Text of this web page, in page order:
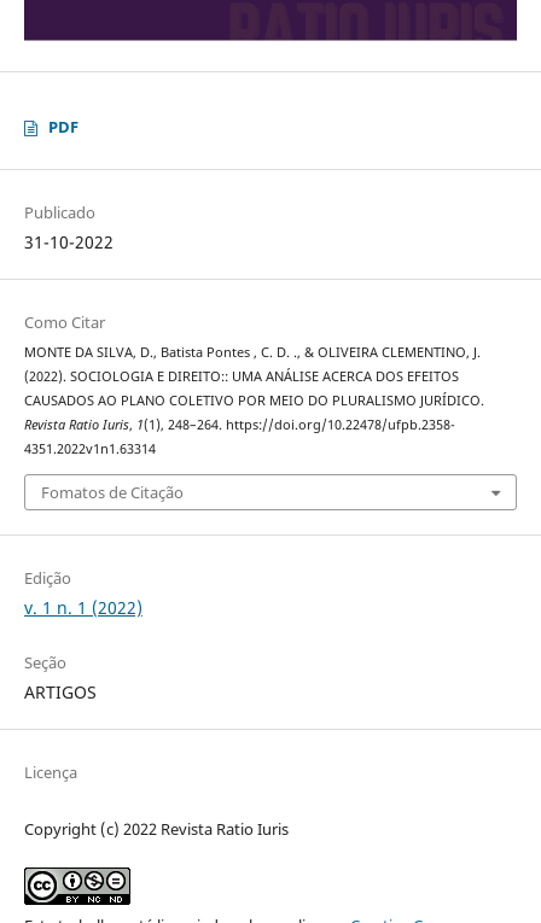
PDF
Publicado
31-10-2022
Como Citar
MONTE DA SILVA, D., Batista Pontes , C. D. ., & OLIVEIRA CLEMENTINO, J.
(2022). SOCIOLOGIA E DIREITO:: UMA ANÁLISE ACERCA DOS EFEITOS
CAUSADOS AO PLANO COLETIVO POR MEIO DO PLURALISMO JURÍDICO.
Revista Ratio Iuris, 1(1), 248–264. https://doi.org/10.22478/ufpb.2358-
4351.2022v1n1.63314
Fomatos de Citação
Edição
v. 1 n. 1 (2022)
Seção
ARTIGOS
Licença
Copyright (c) 2022 Revista Ratio Iuris